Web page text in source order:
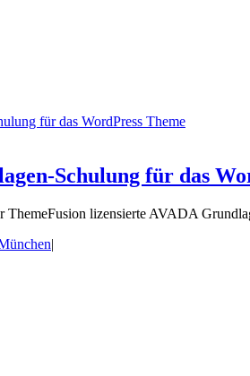
für das WordPress Theme
Schulung für das
lizensierte AVADA
|